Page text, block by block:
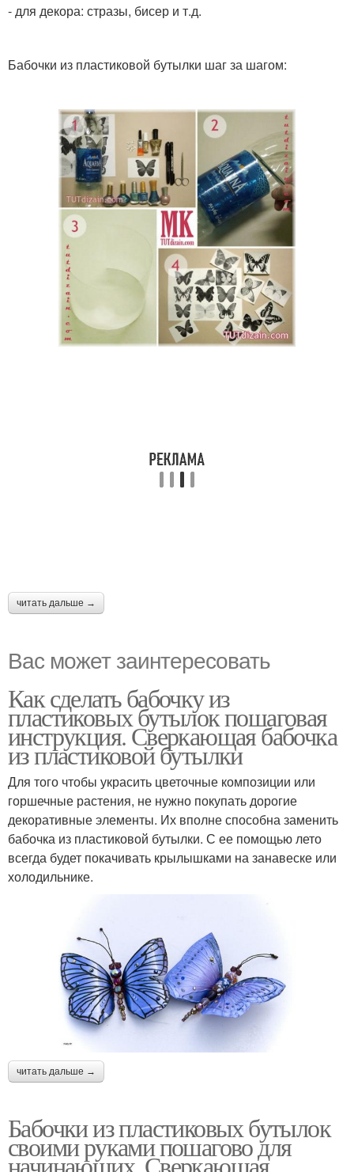
- для декора: стразы, бисер и т.д.
Бабочки из пластиковой бутылки шаг за шагом:
читать дальше →
Вас может заинтересовать
Как сделать бабочку из
пластиковых бутылок пошаговая
инструкция. Сверкающая бабочка
из пластиковой бутылки
Для того чтобы украсить цветочные композиции или
горшечные растения, не нужно покупать дорогие
декоративные элементы. Их вполне способна заменить
бабочка из пластиковой бутылки. С ее помощью лето
всегда будет покачивать крылышками на занавеске или
холодильнике.
читать дальше →
Бабочки из пластиковых бутылок
своими руками пошагово для
начинающих. Сверкающая